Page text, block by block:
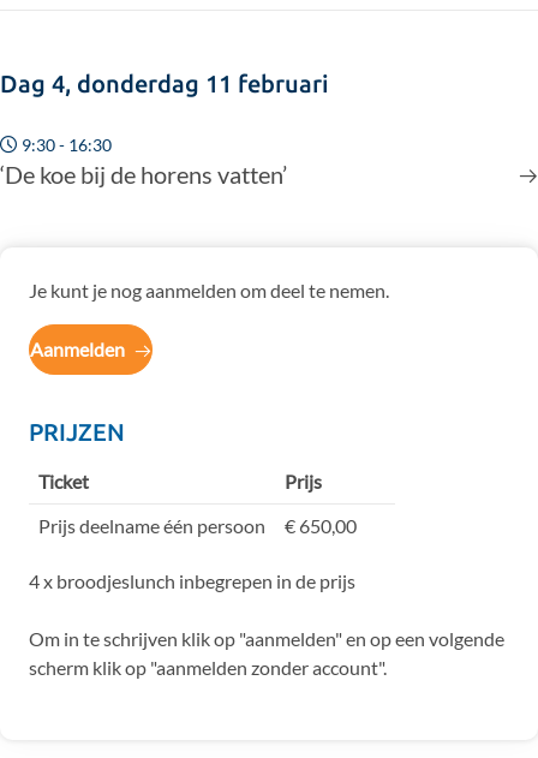
Dag 4, donderdag 11 februari
9:30 - 16:30
‘De koe bij de horens vatten’
Je kunt je nog aanmelden om deel te nemen.
Aanmelden
PRIJZEN
Ticket
Prijs
Prijs deelname één persoon
€ 650,00
4 x broodjeslunch inbegrepen in de prijs
Om in te schrijven klik op "aanmelden" en op een volgende
scherm klik op "aanmelden zonder account".